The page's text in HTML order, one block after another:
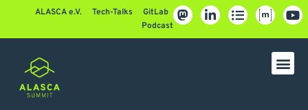
ALASCA e.V. Tech-Talks
GitLab
Podcast